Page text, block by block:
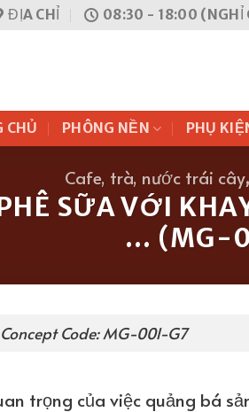
ĐỊA CHỈ 08:30 - 18:00 (NGHỈ
CHỦ PHÔNG NỀN PHỤ
Cafe, trà, nước trái cây,
SỮA VỚI
… (MG-
Concept Code: MG-001-G7
trọng của việc quảng bá